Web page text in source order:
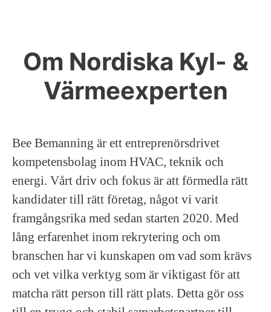
Om Nordiska Kyl- &
Värmeexperten
Bee Bemanning är ett entreprenörsdrivet
kompetensbolag inom HVAC, teknik och
energi. Vårt driv och fokus är att förmedla rätt
kandidater till rätt företag, något vi varit
framgångsrika med sedan starten 2020. Med
lång erfarenhet inom rekrytering och om
branschen har vi kunskapen om vad som krävs
och vet vilka verktyg som är viktigast för att
matcha rätt person till rätt plats. Detta gör oss